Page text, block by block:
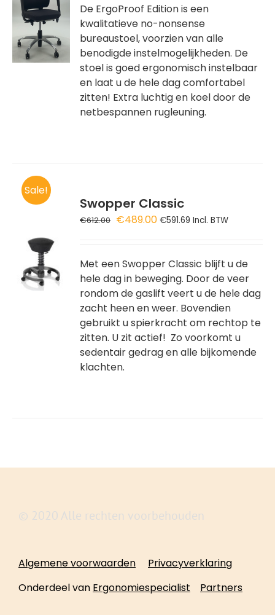
€499.00.€399.00.
De ErgoProof Edition is een
kwalitatieve no-nonsense
bureaustoel, voorzien van alle
benodigde instelmogelijkheden. De
stoel is goed ergonomisch instelbaar
en laat u de hele dag comfortabel
zitten! Extra luchtig en koel door de
netbespannen rugleuning.
Sale!
Swopper Classic
€612.00 Oorspronkelijke
€612.00.
€489.00Huidige
€489.00.
€591.69 Incl. BTW
Met een Swopper Classic blijft u de
hele dag in beweging. Door de veer
rondom de gaslift veert u de hele dag
zacht heen en weer. Bovendien
gebruikt u spierkracht om rechtop te
zitten. U zit actief! Zo voorkomt u
sedentair gedrag en alle bijkomende
klachten.
© 2020 Alle rechten voorbehouden
Algemene voorwaarden
Privacyverklaring
Onderdeel van Ergonomiespecialist Partners